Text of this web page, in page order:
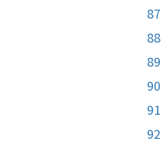
87
88
89
90
91
92